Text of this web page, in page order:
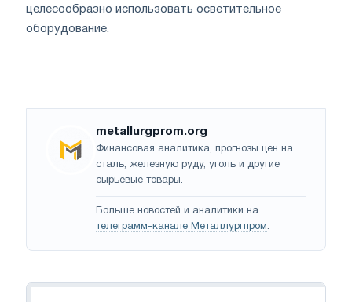
целесообразно использовать осветительное
оборудование.
metallurgprom.org
Финансовая аналитика, прогнозы цен на
сталь, железную руду, уголь и другие
сырьевые товары.
Больше новостей и аналитики на
телеграмм-канале Металлургпром.